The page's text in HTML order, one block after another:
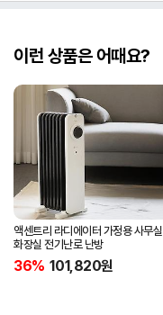
이런 상품은 어때요?
액센트리 라디에이터 가정용 사무실
화장실 전기난로 난방
36% 101,820원